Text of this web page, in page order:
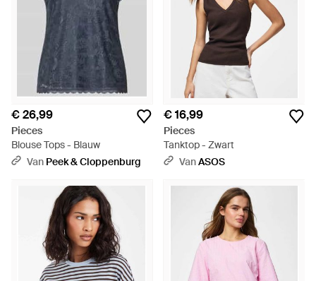
€ 26,99
Pieces
Blouse Tops - Blauw
Van Peek & Cloppenburg
€ 16,99
Pieces
Tanktop - Zwart
VanASOS